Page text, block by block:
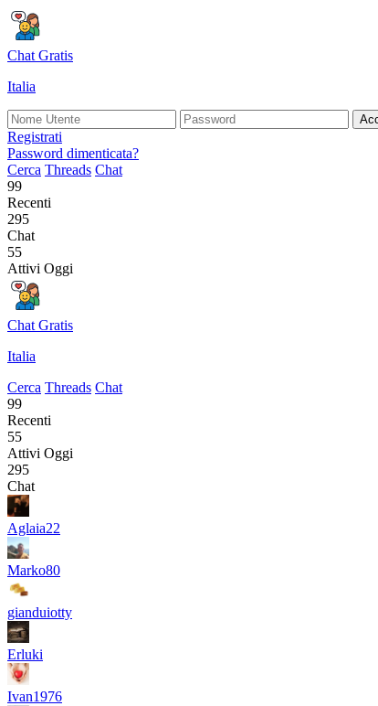
Chat Gratis
Italia
Registrati
Password dimenticata?
Cerca Threads Chat
99
Recenti
295
Chat
55
Attivi Oggi
Chat Gratis
Italia
Cerca Threads Chat
99
Recenti
55
Attivi Oggi
295
Chat
Aglaia22
Marko80
gianduiotty
Erluki
Ivan1976